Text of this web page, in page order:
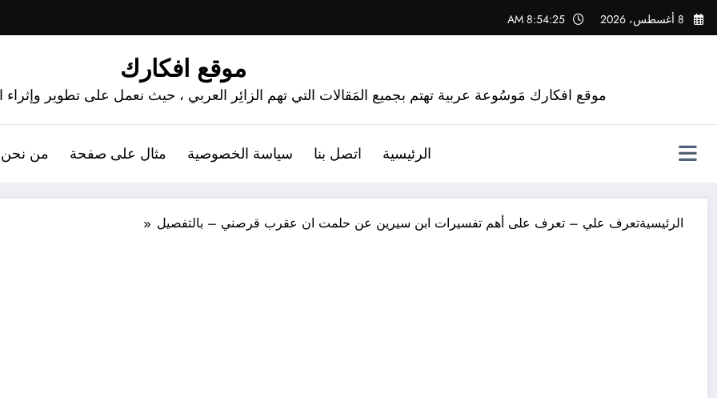
التجاوز
إلى
8 أغسطس، 2026 8:54:26 AM
موقع افكارك
موقع افكارك مَوسُوعة عربية تهتم بجميع المَقالات التي تهم الزائِر العربي ، حيث نعمل على تطوير
الرئيسية اتصل بنا سياسة الخصوصية مثال على صفحة من
الرئيسيةتعرف علي – تعرف على أهم تفسيرات ابن سيرين عن حلمت ان عقرب قرصني – بالتفصيل